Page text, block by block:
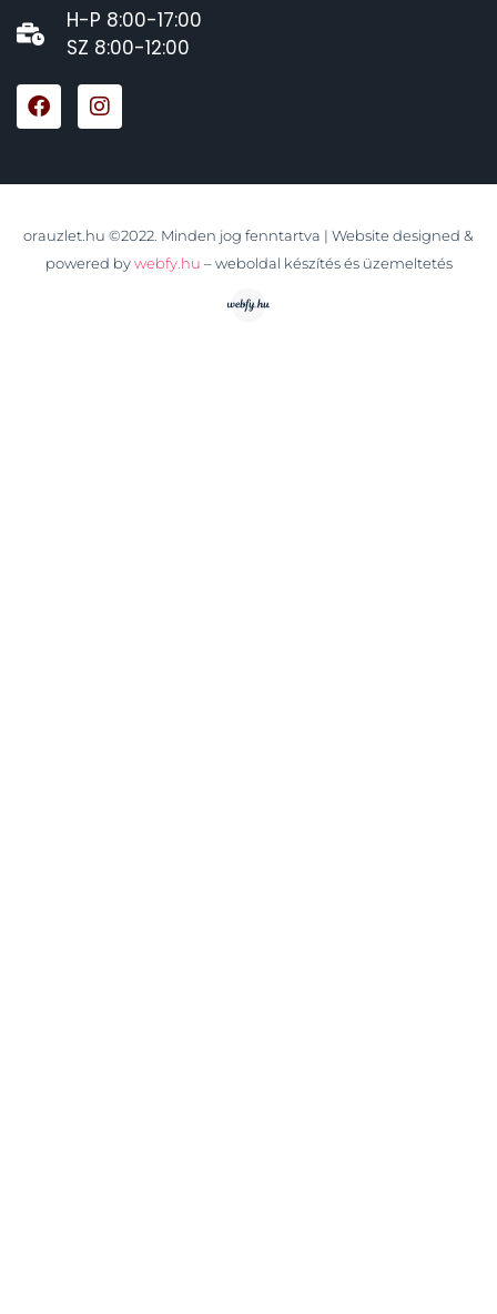
H-P 8:00-17:00
SZ 8:00-12:00
orauzlet.hu ©2022. Minden jog fenntartva | Website designed &
powered by webfy.hu – weboldal készítés és üzemeltetés